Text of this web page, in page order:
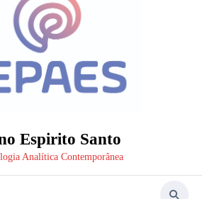
Espirito Santo
Analítica Contemporânea